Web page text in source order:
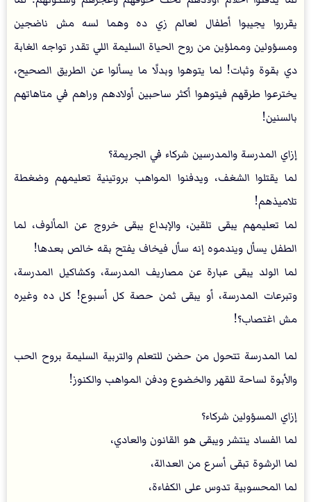
يقرروا يجيبوا أطفال لعالم زي ده وهما لسه مش ناضجين
ومسؤولين ومملؤين من روح الحياة السليمة اللي تقدر تواجه الغابة
دي بقوة وثبات! لما يتوهوا وبدلًا ما يسألوا عن الطريق الصحيح،
يخترعوا طرقهم فيتوهوا أكثر ساحبين أولادهم وراهم في متاهاتهم
بالسنين!
إزاي المدرسة والمدرسين شركاء في الجريمة؟
لما يقتلوا الشغف، ويدفنوا المواهب بروتينية تعليمهم وضغطة
تلاميذهم!
لما تعليمهم يبقى تلقين، والإبداع يبقى خروج عن المألوف، لما
الطفل يسأل ويندموه إنه سأل فيخاف يفتح بقه خالص بعدها!
لما الولد يبقى عبارة عن مصاريف المدرسة، وكشاكيل المدرسة،
وتبرعات المدرسة، أو يبقى ثمن حصة كل أسبوع! كل ده وغيره
مش اغتصاب؟!
لما المدرسة تتحول من حضن للتعلم والتربية السليمة بروح الحب
والأبوة لساحة للقهر والخضوع ودفن المواهب والكنوز!
إزاي المسؤولين شركاء؟
لما الفساد ينتشر ويبقى هو القانون والعادي،
لما الرشوة تبقى أسرع من العدالة،
لما المحسوبية تدوس على الكفاءة،